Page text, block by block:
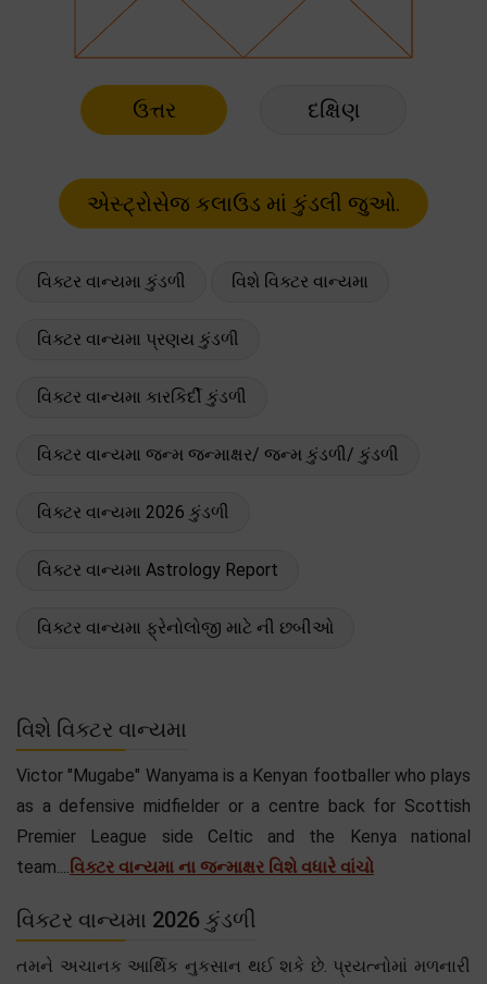
ઉત્તર દક્ષિણ
વિક્ટર વાન્યમા કુંડળી વિશે વિક્ટર વાન્યમા
વિક્ટર વાન્યમા પ્રણય કુંડળી
વિક્ટર વાન્યમા કારકિર્દી કુંડળી
વિક્ટર વાન્યમા જન્મ જન્માક્ષર/ જન્મ કુંડળી/ કુંડળી
વિક્ટર વાન્યમા 2026 કુંડળી
વિક્ટર વાન્યમા Astrology Report
વિક્ટર વાન્યમા ફ્રેનોલોજી માટે ની છબીઓ
વિશે વિક્ટર વાન્યમા
Victor "Mugabe" Wanyama is a Kenyan footballer who plays
as a defensive midfielder or a centre back for Scottish
Premier League side Celtic and the Kenya national
team....વિક્ટર વાન્યમા ના જન્માક્ષર વિશે વધારે વાંચો
વિક્ટર વાન્યમા 2026 કુંડળી
તમને અચાનક આર્થિક નુકસાન થઈ શકે છે. પ્રયત્નોમાં મળનારી